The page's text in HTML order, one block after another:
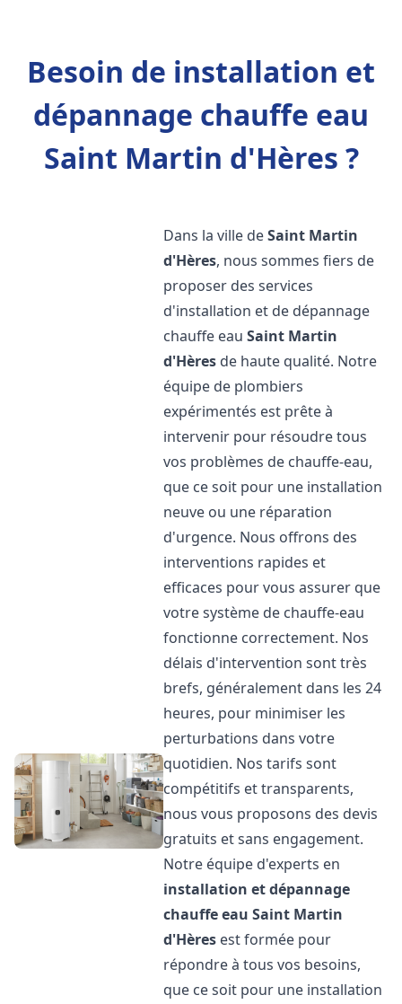
Besoin de installation et
dépannage chauffe eau
Saint Martin d'Hères ?
Dans la ville deSaint Martin
d'Hères, nous sommes fiers de
proposer des services
d'installation et de dépannage
chauffe eauSaint Martin
d'Hères de haute qualité. Notre
équipe de plombiers
expérimentés est prête à
intervenir pour résoudre tous
vos problèmes de chauffe-eau,
que ce soit pour une installation
neuve ou une réparation
d'urgence. Nous offrons des
interventions rapides et
efficaces pour vous assurer que
votre système de chauffe-eau
fonctionne correctement. Nos
délais d'intervention sont très
brefs, généralement dans les 24
heures, pour minimiser les
perturbations dans votre
quotidien. Nos tarifs sont
compétitifs et transparents,
nous vous proposons des devis
gratuits et sans engagement.
Notre équipe d'experts en
installation et dépannage
chauffe eau Saint Martin
d'Hères est formée pour
répondre à tous vos besoins,
que ce soit pour une installation